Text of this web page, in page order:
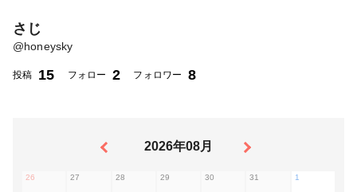
さじ
@honeysky
投稿 15 フォロー 2 フォロワー 8
2026年08月
26 27 28 29 30 31 1